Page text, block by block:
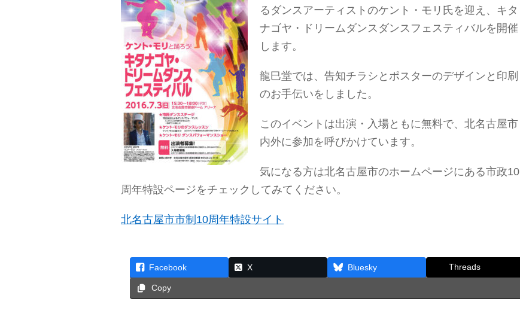
るダンスアーティストのケント・モリ氏を迎え、キタ
ナゴヤ・ドリームダンスダンスフェスティバルを開催
します。
龍巳堂では、告知チラシとポスターのデザインと印刷
のお手伝いをしました。
このイベントは出演・入場ともに無料で、北名古屋市
内外に参加を呼びかけています。
気になる方は北名古屋市のホームページにある市政10
周年特設ページをチェックしてみてください。
北名古屋市市制10周年特設サイト
Facebook X Bluesky Threads
Copy